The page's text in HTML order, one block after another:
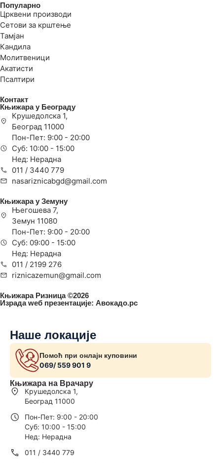
Популарно
Црквени производи
Сетови за крштење
Тамјан
Кандила
Молитвеници
Акатисти
Псалтири
Контакт
Књижара у Београду
Крушедолска 1,
Београд 11000
Пон-Пет: 9:00 - 20:00
Суб: 10:00 - 15:00
Нед: Нерадна
011 / 3440 779
nasariznicabgd@gmail.com
Књижара у Земуну
Његошева 7,
Земун 11080
Пон-Пет: 9:00 - 20:00
Суб: 09:00 - 15:00
Нед: Нерадна
011 / 2199 276
riznicazemun@gmail.com
Књижара Ризница ©️2026
Израда wеб презентације: Авокадо.рс
Наше локације
Помоћ при онлајн куповини
069/ 559 901 9
Књижара на Врачару
Крушедолска 1,
Београд 11000
Пон-Пет: 9:00 - 20:00
Суб: 10:00 - 15:00
Нед: Нерадна
011 / 3440 779